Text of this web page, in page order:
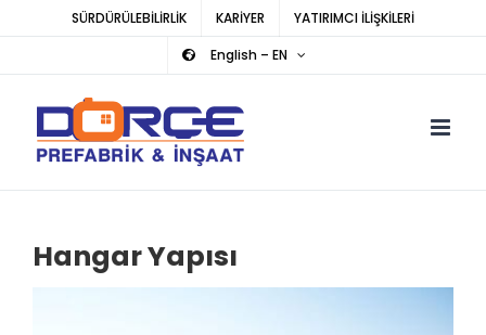
SÜRDÜRÜLEBİLİRLİK KARİYER
YATIRIMCI İLİŞKİLERİ
English – EN
Hangar Yapısı